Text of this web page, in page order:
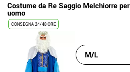
Costume da Re Saggio Melchiorre per
uomo
CONSEGNA 24/48 ORE
M/L